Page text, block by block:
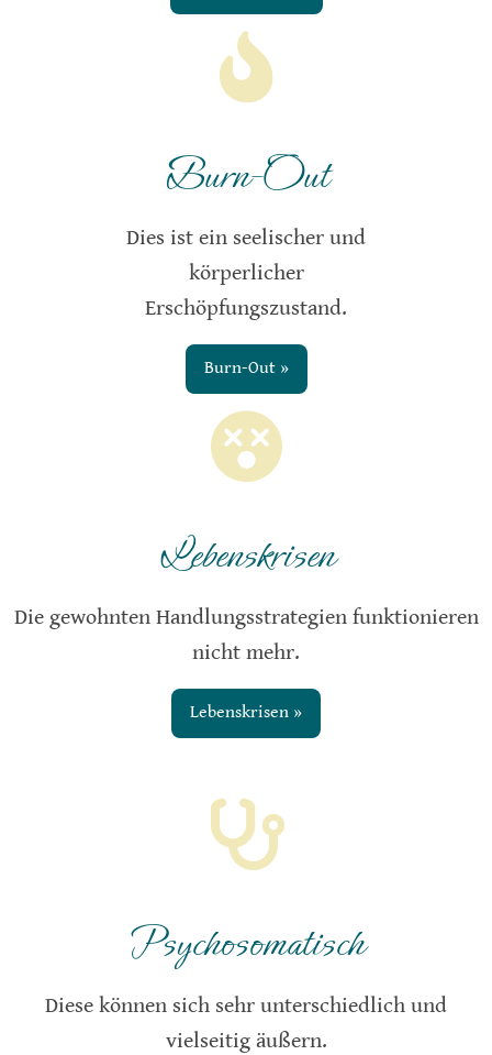
Burn-Out
Dies ist ein seelischer und
körperlicher
Erschöpfungszustand.
Burn-Out »
Lebenskrisen
Die gewohnten Handlungsstrategien funktionieren
nicht mehr.
Lebenskrisen »
Psychosomatisch
Diese können sich sehr unterschiedlich und
vielseitig äußern.